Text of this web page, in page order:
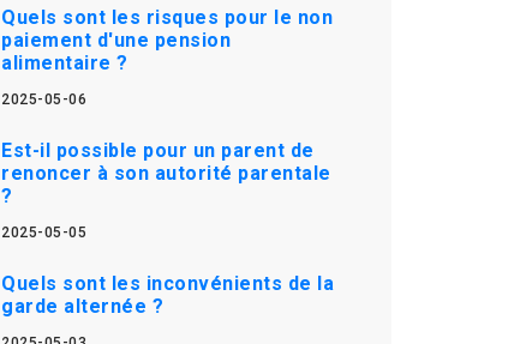
Quels sont les risques pour le non
paiement d'une pension
alimentaire ?
2025-05-06
Est-il possible pour un parent de
renoncer à son autorité parentale
?
2025-05-05
Quels sont les inconvénients de la
garde alternée ?